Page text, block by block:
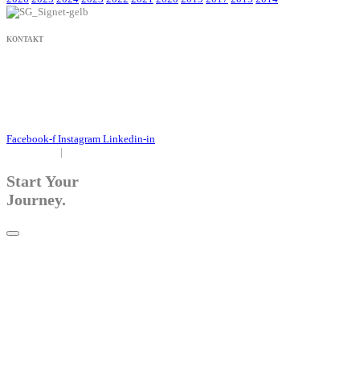
KONTAKT
Facebook-f Instagram Linkedin-in
|
Start Your
Journey.